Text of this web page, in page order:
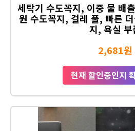
세탁기 수도꼭지, 이중 물 배
원 수도꼭지, 걸레 풀, 빠른
지, 욕실 부
2,681원
현재 할인중인지